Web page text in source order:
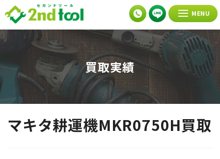
MENU
買取実績
マキタ耕運機MKR0750H買取